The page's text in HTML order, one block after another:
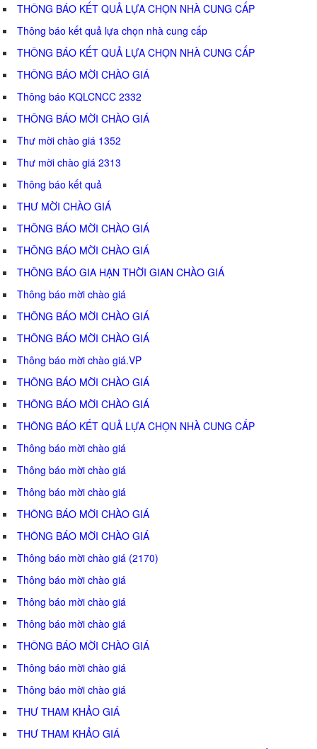
THÔNG BÁO KẾT QUẢ LỰA CHỌN NHÀ CUNG CẤP
Thông báo kết quả lựa chọn nhà cung cấp
THÔNG BÁO KẾT QUẢ LỰA CHỌN NHÀ CUNG CẤP
THÔNG BÁO MỜI CHÀO GIÁ
Thông báo KQLCNCC 2332
THÔNG BÁO MỜI CHÀO GIÁ
Thư mời chào giá 1352
Thư mời chào giá 2313
Thông báo kết quả
THƯ MỜI CHÀO GIÁ
THÔNG BÁO MỜI CHÀO GIÁ
THÔNG BÁO MỜI CHÀO GIÁ
THÔNG BÁO GIA HẠN THỜI GIAN CHÀO GIÁ
Thông báo mời chào giá
THÔNG BÁO MỜI CHÀO GIÁ
THÔNG BÁO MỜI CHÀO GIÁ
Thông báo mời chào giá.VP
THÔNG BÁO MỜI CHÀO GIÁ
THÔNG BÁO MỜI CHÀO GIÁ
THÔNG BÁO KẾT QUẢ LỰA CHỌN NHÀ CUNG CẤP
Thông báo mời chào giá
Thông báo mời chào giá
Thông báo mời chào giá
THÔNG BÁO MỜI CHÀO GIÁ
THÔNG BÁO MỜI CHÀO GIÁ
Thông báo mời chào giá (2170)
Thông báo mời chào giá
Thông báo mời chào giá
Thông báo mời chào giá
THÔNG BÁO MỜI CHÀO GIÁ
Thông báo mời chào giá
Thông báo mời chào giá
THƯ THAM KHẢO GIÁ
THƯ THAM KHẢO GIÁ